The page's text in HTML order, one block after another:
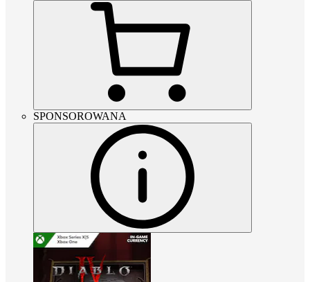
SPONSOROWANA